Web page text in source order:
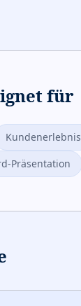
für
Kundenerlebnis
Präsentation